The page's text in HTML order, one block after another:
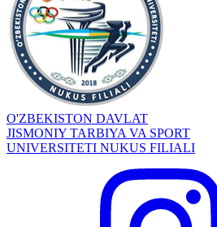
O'ZBEKISTON DAVLAT
JISMONIY TARBIYA VA SPORT
UNIVERSITETI NUKUS FILIALI